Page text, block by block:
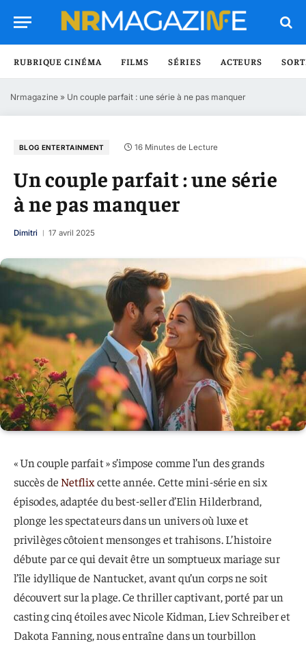
RUBRIQUE CINÉMA FILMS SÉRIES ACTEURS
Nrmagazine » Un couple parfait : une série à ne pas manquer
BLOG ENTERTAINMENT 16 Minutes de Lecture
Un couple parfait : une série
à ne pas manquer
Dimitri 17 avril 2025
« Un couple parfait » s’impose comme l’un des grands
succès de Netflixcette année. Cette mini-série en six
épisodes, adaptée du best-seller d’Elin Hilderbrand,
plonge les spectateurs dans un univers où luxe et
privilèges côtoient mensonges et trahisons. L’histoire
débute par ce qui devait être un somptueux mariage sur
l’île idyllique de Nantucket, avant qu’un corps ne soit
découvert sur la plage. Ce thriller captivant, porté par un
casting cinq étoiles avec Nicole Kidman, Liev Schreiber et
Dakota Fanning, nous entraîne dans un tourbillon